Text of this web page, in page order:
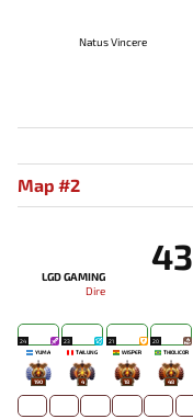
Natus Vincere
Map #2
LGD GAMING
Dire
43
24
YUMA
190
23
TAILUNG
4
21
WISPER
18
20
THIOLICOR
48